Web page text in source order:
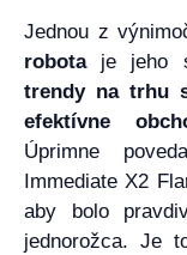
Jednou z
robotaje jeho
trendy na trhu
efektívne
Úprimne
Immediate X2
aby bolo
jednorožca. Je